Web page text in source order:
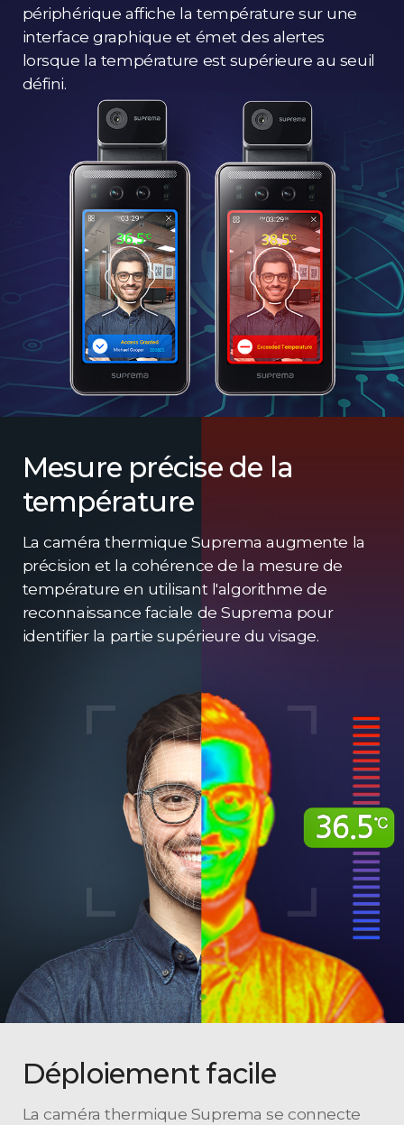
périphérique affiche la température sur une
interface graphique et émet des alertes
lorsque la température est supérieure au seuil
défini.
Mesure précise de la
température
La caméra thermique Suprema augmente la
précision et la cohérence de la mesure de
température en utilisant l'algorithme de
reconnaissance faciale de Suprema pour
identifier la partie supérieure du visage.
Déploiement facile
La caméra thermique Suprema se connecte